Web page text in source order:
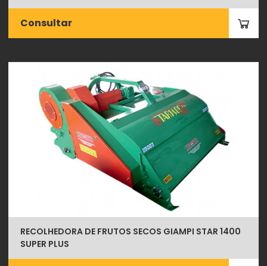
Consultar
RECOLHEDORA DE FRUTOS SECOS GIAMPI STAR 1400
SUPER PLUS